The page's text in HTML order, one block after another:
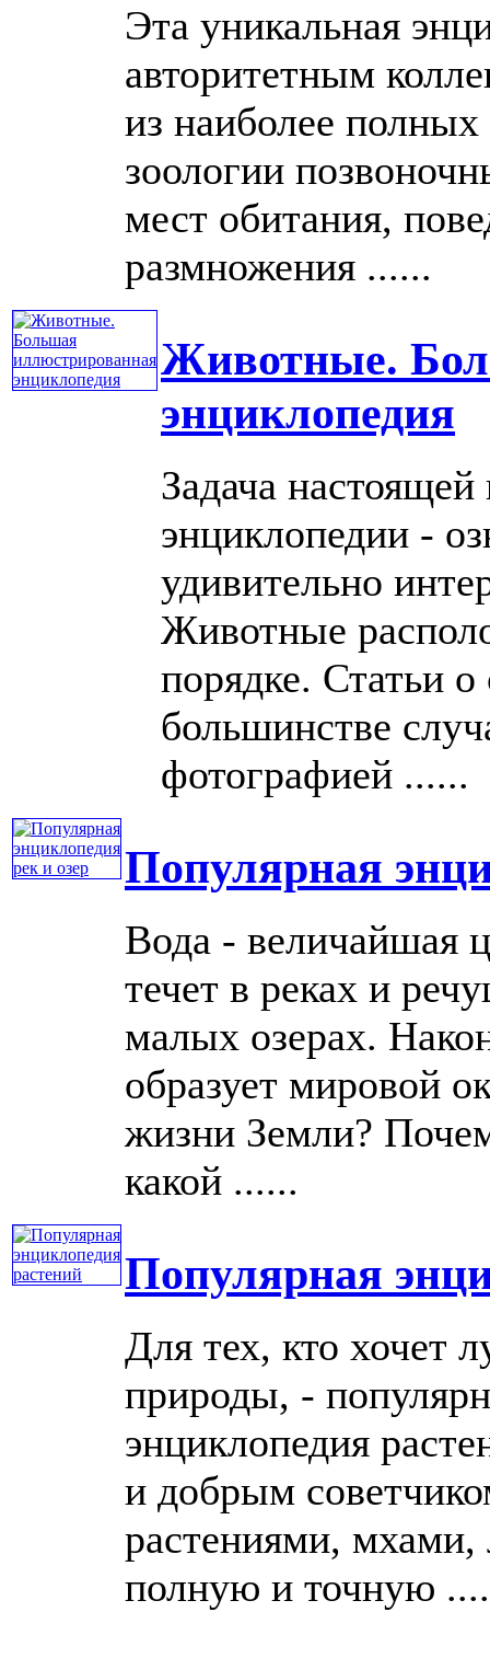
Эта уникальная
авторитетным
из наиболее
зоологии
мест обитания,
размножения ......
Животные.
энциклопедия
Задача
энциклопедии -
удивительно
Животные
порядке. Статьи
большинстве
фотографией ......
Популярная
Вода - величайшая
течет в реках и
малых озерах.
образует мировой
жизни Земли?
какой ......
Популярная
Для тех, кто хочет
природы, -
энциклопедия
и добрым
растениями,
полную и точную